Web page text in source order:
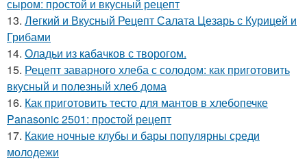
сыром: простой и вкусный рецепт
13. Легкий и Вкусный Рецепт Салата Цезарь с Курицей и
Грибами
14. Оладьи из кабачков с творогом.
15. Рецепт заварного хлеба с солодом: как приготовить
вкусный и полезный хлеб дома
16. Как приготовить тесто для мантов в хлебопечке
Panasonic 2501: простой рецепт
17. Какие ночные клубы и бары популярны среди
молодежи